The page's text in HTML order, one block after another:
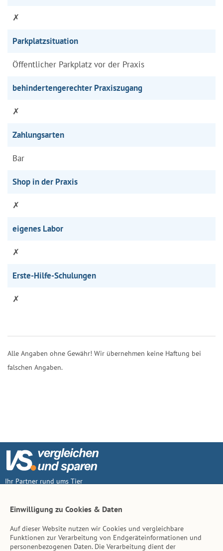
✗
Parkplatzsituation
Öffentlicher Parkplatz vor der Praxis
behindertengerechter Praxiszugang
✗
Zahlungsarten
Bar
Shop in der Praxis
✗
eigenes Labor
✗
Erste-Hilfe-Schulungen
✗
Alle Angaben ohne Gewähr! Wir übernehmen keine Haftung bei
falschen Angaben.
Ihr Partner rund ums Tier
Inhalt
Einwilligung zu Cookies & Daten
Auf dieser Website nutzen wir Cookies und vergleichbare
Funktionen zur Verarbeitung von Endgeräteinformationen und
personenbezogenen Daten. Die Verarbeitung dient der